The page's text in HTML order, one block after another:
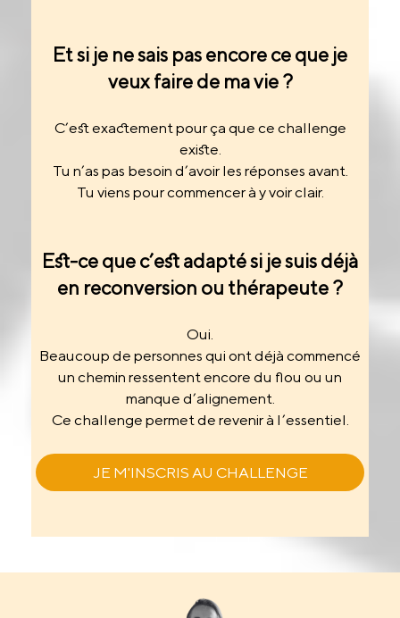
Et si je ne sais pas encore ce que je
veux faire de ma vie ?
C’est exactement pour ça que ce challenge
existe.
Tu n’as pas besoin d’avoir les réponses avant.
Tu viens pour commencer à y voir clair.
Est-ce que c’est adapté si je suis déjà
en reconversion ou thérapeute ?
Oui.
Beaucoup de personnes qui ont déjà commencé
un chemin ressentent encore du flou ou un
manque d’alignement.
Ce challenge permet de revenir à l’essentiel.
JE M'INSCRIS AU CHALLENGE